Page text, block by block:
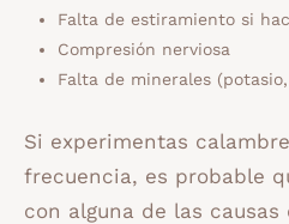
Falta de estiramiento si
Compresión nerviosa
Falta de minerales
Si experimentas
frecuencia, es probable
con alguna de las causas